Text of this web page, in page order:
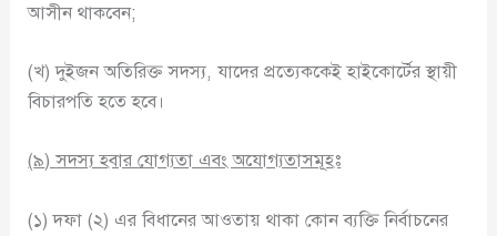
আসীন থাকবেন;
(খ) দুইজন অতিরিক্ত সদস্য, যাদের প্রত্যেককেই হাইকোর্টের স্থায়ী
বিচারপতি হতে হবে।
(৯)সদস্য হবার যোগ্যতা এবং অযোগ্যতাসমূহঃ
(১) দফা (২) এর বিধানের আওতায় থাকা কোন ব্যক্তি নির্বাচনের